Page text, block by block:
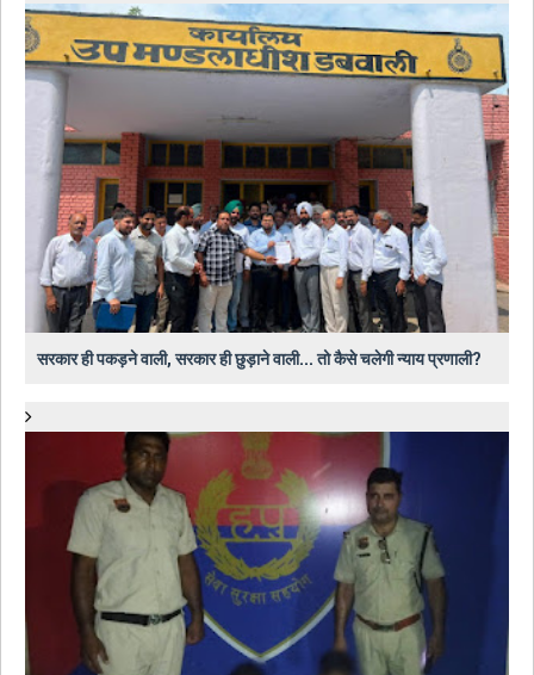
सरकार ही पकड़ने वाली, सरकार ही छुड़ाने वाली... तो कैसे चलेगी न्याय प्रणाली?